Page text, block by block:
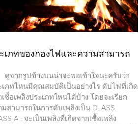
เภทของกองไฟและความสามารถ
ากรูปข้างบนน่าจะพอเข้าใจนะครับว่า
เภทไหนมีคุณสมบัติเป็นอย่างไร ดับไฟที่เกิด
เชื้อเพลิงประเภทใหนได้บ้าง โดยจะเรียก
มสามารถในการดับเพลิงเป็น CLASS
A : จะเป็นเพลิงที่เกิดจากเชื้อเพลิง